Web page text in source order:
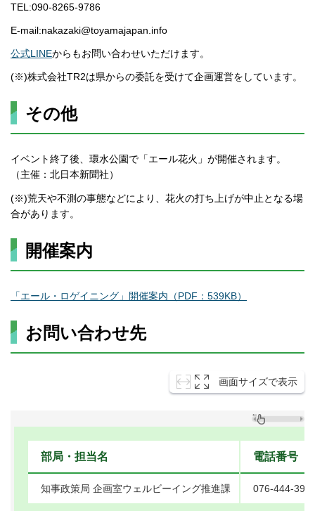
TEL:090-8265-9786
E-mail:nakazaki@toyamajapan.info
公式LINEからもお問い合わせいただけます。
(※)株式会社TR2は県からの委託を受けて企画運営をしています。
その他
イベント終了後、環水公園で「エール花火」が開催されます。
（主催：北日本新聞社）
(※)荒天や不測の事態などにより、花火の打ち上げが中止となる場
合があります。
開催案内
「エール・ロゲイニング」開催案内（PDF：539KB）
お問い合わせ先
画面サイズで表示
部局・担当名 電話番号
知事政策局 企画室ウェルビーイング推進課 076-444-